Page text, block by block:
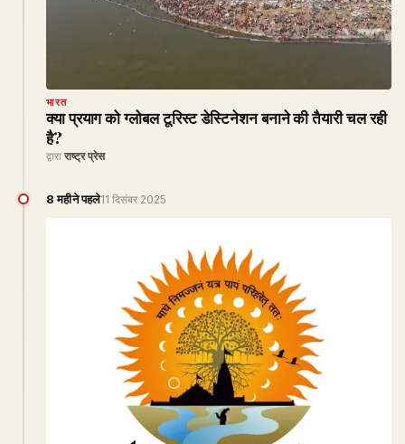
भारत
क्या प्रयाग को ग्लोबल टूरिस्ट डेस्टिनेशन बनाने की तैयारी चल रही
है?
द्वारा राष्ट्र प्रेस
8 महीने पहले11 दिसंबर 2025